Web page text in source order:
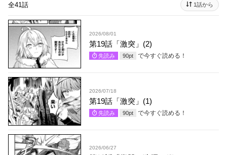
全41話 1話から
2026/08/01
第19話「激突」(2)
先読み 90pt で今すぐ読める！
2026/07/18
第19話「激突」(1)
先読み 90pt で今すぐ読める！
2026/06/27